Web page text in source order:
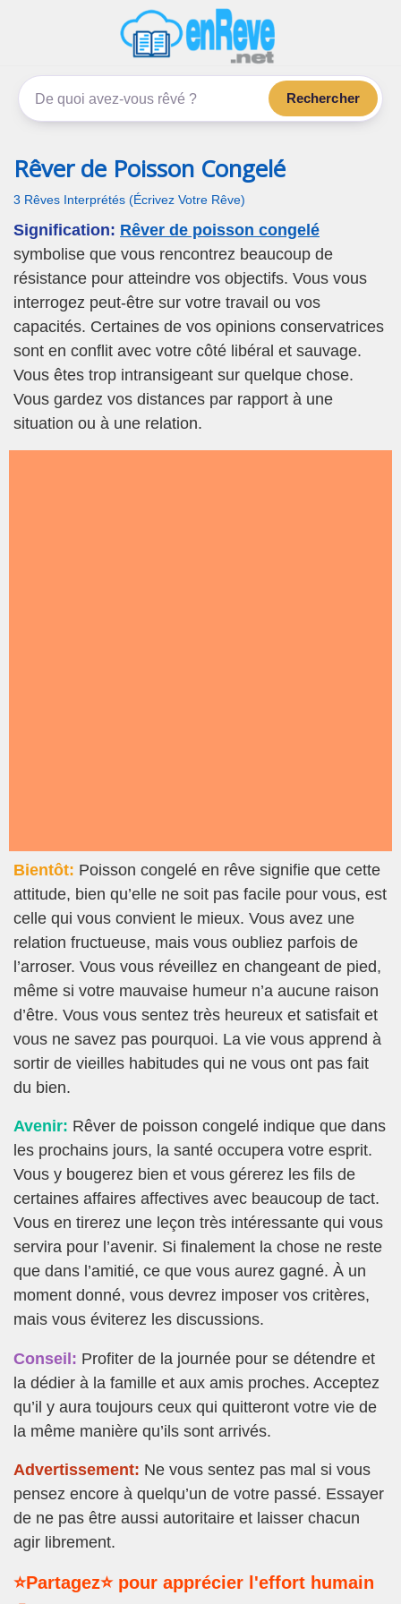
enReve.net
Les rêves, c'est plus que ça
Rechercher
Rêver de Poisson Congelé
3 Rêves Interprétés (Écrivez Votre Rêve)
Signification: Rêver de poisson congelé
symbolise que vous rencontrez beaucoup de
résistance pour atteindre vos objectifs. Vous vous
interrogez peut-être sur votre travail ou vos
capacités. Certaines de vos opinions conservatrices
sont en conflit avec votre côté libéral et sauvage.
Vous êtes trop intransigeant sur quelque chose.
Vous gardez vos distances par rapport à une
situation ou à une relation.
Bientôt: Poisson congelé en rêve signifie que cette
attitude, bien qu’elle ne soit pas facile pour vous, est
celle qui vous convient le mieux. Vous avez une
relation fructueuse, mais vous oubliez parfois de
l’arroser. Vous vous réveillez en changeant de pied,
même si votre mauvaise humeur n’a aucune raison
d’être. Vous vous sentez très heureux et satisfait et
vous ne savez pas pourquoi. La vie vous apprend à
sortir de vieilles habitudes qui ne vous ont pas fait
du bien.
Avenir: Rêver de poisson congelé indique que dans
les prochains jours, la santé occupera votre esprit.
Vous y bougerez bien et vous gérerez les fils de
certaines affaires affectives avec beaucoup de tact.
Vous en tirerez une leçon très intéressante qui vous
servira pour l’avenir. Si finalement la chose ne reste
que dans l’amitié, ce que vous aurez gagné. À un
moment donné, vous devrez imposer vos critères,
mais vous éviterez les discussions.
Conseil: Profiter de la journée pour se détendre et
la dédier à la famille et aux amis proches. Acceptez
qu’il y aura toujours ceux qui quitteront votre vie de
la même manière qu’ils sont arrivés.
Advertissement: Ne vous sentez pas mal si vous
pensez encore à quelqu’un de votre passé. Essayer
de ne pas être aussi autoritaire et laisser chacun
agir librement.
⭐Partagez⭐ pour apprécier l'effort humain